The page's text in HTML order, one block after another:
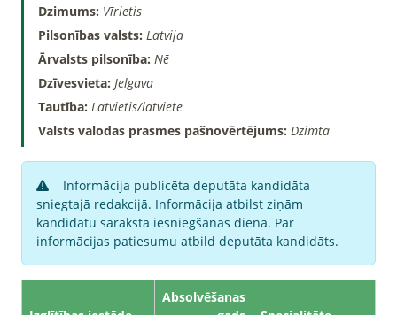
Dzimums: Vīrietis
Pilsonības valsts: Latvija
Ārvalsts pilsonība: Nē
Dzīvesvieta: Jelgava
Tautība: Latvietis/latviete
Valsts valodas prasmes pašnovērtējums: Dzimtā
Informācija publicēta deputāta kandidāta
sniegtajā redakcijā. Informācija atbilst ziņām
kandidātu saraksta iesniegšanas dienā. Par
informācijas patiesumu atbild deputāta kandidāts.
Absolvēšanas